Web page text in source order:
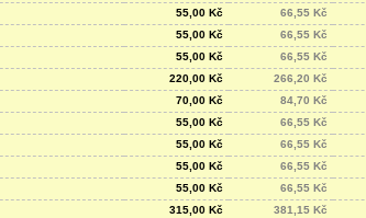
55,00 Kč 66,55 Kč
55,00 Kč 66,55 Kč
55,00 Kč 66,55 Kč
220,00 Kč 266,20 Kč
70,00 Kč 84,70 Kč
55,00 Kč 66,55 Kč
55,00 Kč 66,55 Kč
55,00 Kč 66,55 Kč
55,00 Kč 66,55 Kč
315,00 Kč 381,15 Kč